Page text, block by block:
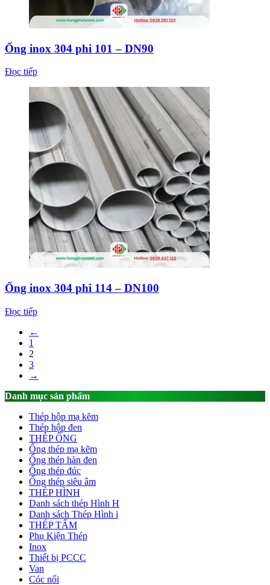
Ống inox 304 phi 101 – DN90
Đọc tiếp
Ống inox 304 phi 114 – DN100
Đọc tiếp
←
1
2
3
→
Danh mục sản phẩm
Thép hộp mạ kẽm
Thép hộp đen
THÉP ỐNG
Ống thép mạ kẽm
Ống thép hàn đen
Ống thép đúc
Ống thép siêu âm
THÉP HÌNH
Danh sách thép Hình H
Danh sách Thép Hình i
THÉP TẤM
Phụ Kiện Thép
Inox
Thiết bị PCCC
Van
Cóc nối